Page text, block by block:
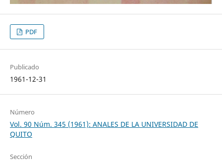
PDF
Publicado
1961-12-31
Número
Vol. 90 Núm. 345 (1961): ANALES DE LA UNIVERSIDAD DE
QUITO
Sección